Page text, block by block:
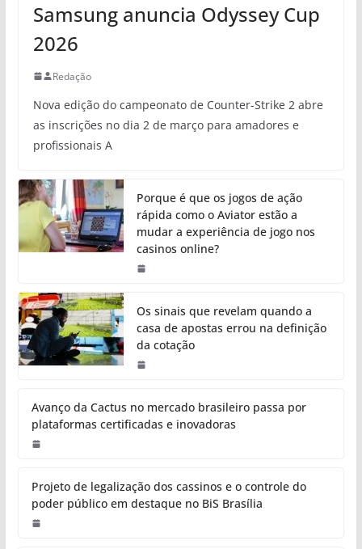
Samsung anuncia Odyssey Cup
2026
Redação
Nova edição do campeonato de Counter-Strike 2 abre
as inscrições no dia 2 de março para amadores e
profissionais A
Porque é que os jogos de ação
rápida como o Aviator estão a
mudar a experiência de jogo nos
casinos online?
Os sinais que revelam quando a
casa de apostas errou na definição
da cotação
Avanço da Cactus no mercado brasileiro passa por
plataformas certificadas e inovadoras
Projeto de legalização dos cassinos e o controle do
poder público em destaque no BiS Brasília